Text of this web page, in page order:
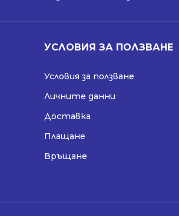
УСЛОВИЯ ЗА ПОЛЗВАНЕ
Условия за ползване
Личните данни
Доставка
Плащане
Връщане